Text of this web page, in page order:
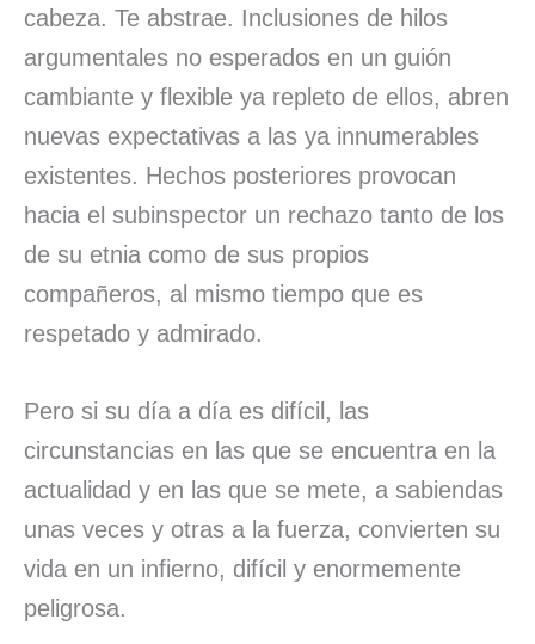
cabeza. Te abstrae. Inclusiones de hilos
argumentales no esperados en un guión
cambiante y flexible ya repleto de ellos, abren
nuevas expectativas a las ya innumerables
existentes. Hechos posteriores provocan
hacia el subinspector un rechazo tanto de los
de su etnia como de sus propios
compañeros, al mismo tiempo que es
respetado y admirado.
Pero si su día a día es difícil, las
circunstancias en las que se encuentra en la
actualidad y en las que se mete, a sabiendas
unas veces y otras a la fuerza, convierten su
vida en un infierno, difícil y enormemente
peligrosa.